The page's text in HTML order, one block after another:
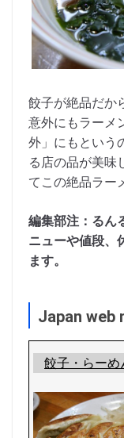
餃子が絶品だか
意外にもラーメ
外」にもという
る店の品が美味
てこの絶品ラー
編集部注：るん
ニューや値段、
ます。
Japan web
餃子・らーめ